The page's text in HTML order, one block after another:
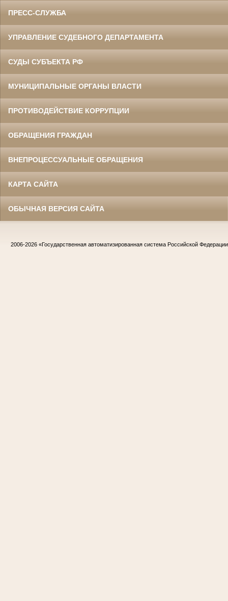
ПРЕСС-СЛУЖБА
УПРАВЛЕНИЕ СУДЕБНОГО ДЕПАРТАМЕНТА
СУДЫ СУБЪЕКТА РФ
МУНИЦИПАЛЬНЫЕ ОРГАНЫ ВЛАСТИ
ПРОТИВОДЕЙСТВИЕ КОРРУПЦИИ
ОБРАЩЕНИЯ ГРАЖДАН
ВНЕПРОЦЕССУАЛЬНЫЕ ОБРАЩЕНИЯ
КАРТА САЙТА
ОБЫЧНАЯ ВЕРСИЯ САЙТА
2006-2026 «Государственная автоматизированная система Российской